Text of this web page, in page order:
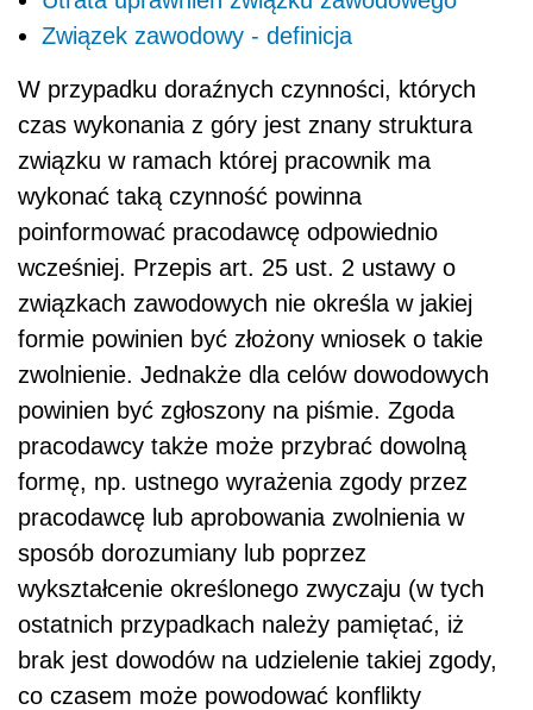
Związek zawodowy - definicja
W przypadku doraźnych czynności, których
czas wykonania z góry jest znany struktura
związku w ramach której pracownik ma
wykonać taką czynność powinna
poinformować pracodawcę odpowiednio
wcześniej. Przepis art. 25 ust. 2 ustawy o
związkach zawodowych nie określa w jakiej
formie powinien być złożony wniosek o takie
zwolnienie. Jednakże dla celów dowodowych
powinien być zgłoszony na piśmie. Zgoda
pracodawcy także może przybrać dowolną
formę, np. ustnego wyrażenia zgody przez
pracodawcę lub aprobowania zwolnienia w
sposób dorozumiany lub poprzez
wykształcenie określonego zwyczaju (w tych
ostatnich przypadkach należy pamiętać, iż
brak jest dowodów na udzielenie takiej zgody,
co czasem może powodować konflikty